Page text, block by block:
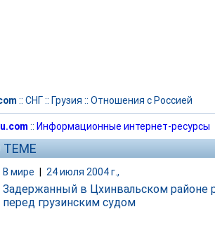
:: СНГ:: Грузия :: Отношения с Россией
:: Информационные интернет-ресурсы
В мире 24 июля 2004 г.,
Задержанный в Цхинвальском районе
перед грузинским судом